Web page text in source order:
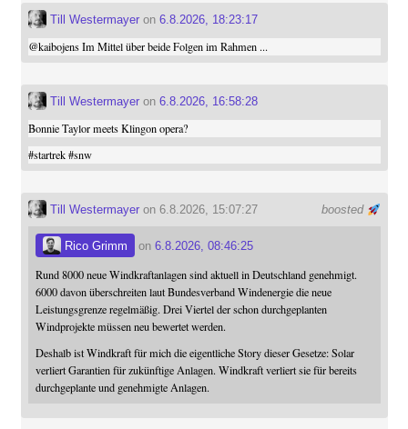
Till Westermayeron 6.8.2026, 18:23:17
@kaibojensIm Mittel über beide Folgen im Rahmen ...
Till Westermayeron 6.8.2026, 16:58:28
Bonnie Taylor meets Klingon opera?
#startrek #snw
boosted
Till Westermayeron 6.8.2026, 15:07:27
Rico Grimm on 6.8.2026, 08:46:25
Rund 8000 neue Windkraftanlagen sind aktuell in Deutschland genehmigt.
6000 davon überschreiten laut Bundesverband Windenergie die neue
Leistungsgrenze regelmäßig. Drei Viertel der schon durchgeplanten
Windprojekte müssen neu bewertet werden.
Deshalb ist Windkraft für mich die eigentliche Story dieser Gesetze: Solar
verliert Garantien für zukünftige Anlagen. Windkraft verliert sie für bereits
durchgeplante und genehmigte Anlagen.